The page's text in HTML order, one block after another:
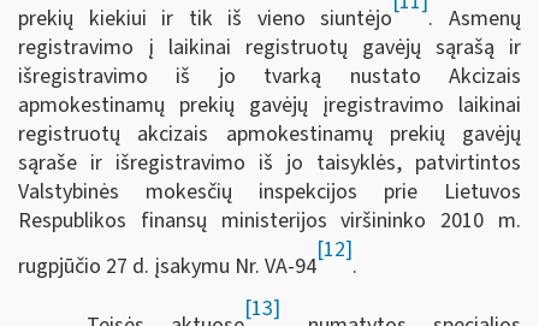
prekių kiekiui ir tik iš vieno siuntėjo
. Asmenų
registravimo į laikinai registruotų gavėjų sąrašą ir
išregistravimo iš jo tvarką nustato Akcizais
apmokestinamų prekių gavėjų įregistravimo laikinai
registruotų akcizais apmokestinamų prekių gavėjų
sąraše ir išregistravimo iš jo taisyklės, patvirtintos
Valstybinės mokesčių inspekcijos prie Lietuvos
Respublikos finansų ministerijos viršininko 2010 m.
rugpjūčio 27 d. įsakymu Nr. VA-94
[12]
.
[13]